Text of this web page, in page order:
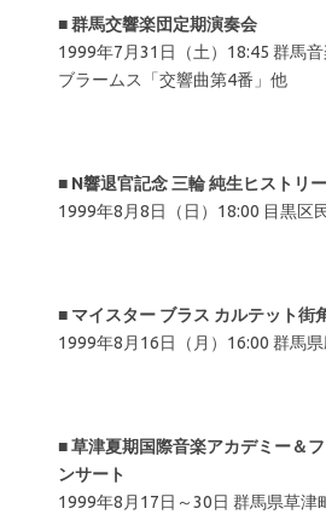
■群馬交響楽団定期演奏会
1999年7月31日（土）18:45 群馬
ブラームス「交響曲第4番」他
■ N響退官記念 三輪 純生ヒストリ
1999年8月8日（日）18:00 目黒区
■ マイスター ブラス カルテット街
1999年8月16日（月）16:00 群馬
■草津夏期国際音楽アカデミー＆
ンサート
1999年8月17日～30日 群馬県草津